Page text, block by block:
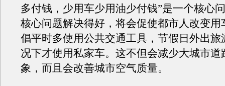
多付钱，少用车少用油少付钱”是一个核心
核心问题解决得好，将会促使都市人改变用
倡平时多使用公共交通工具，节假日外出旅
况下才使用私家车。这不但会减少大城市道
象，而且会改善城市空气质量。